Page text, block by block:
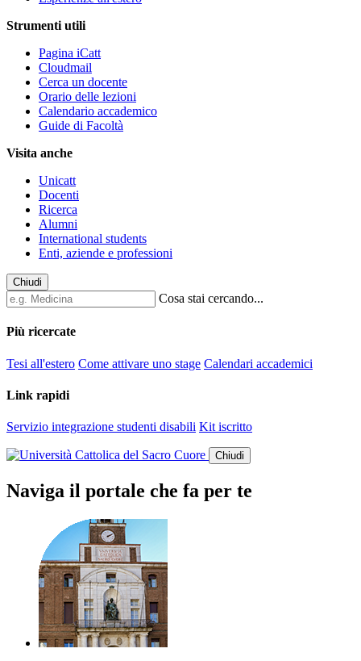
Strumenti utili
Pagina iCatt
Cloudmail
Cerca un docente
Orario delle lezioni
Calendario accademico
Guide di Facoltà
Visita anche
Unicatt
Docenti
Ricerca
Alumni
International students
Enti, aziende e professioni
Chiudi
Cosa stai cercando...
Più ricercate
Tesi all'estero Come attivare uno stage Calendari accademici
Link rapidi
Servizio integrazione studenti disabili Kit iscritto
Chiudi
Naviga il portale che fa per te